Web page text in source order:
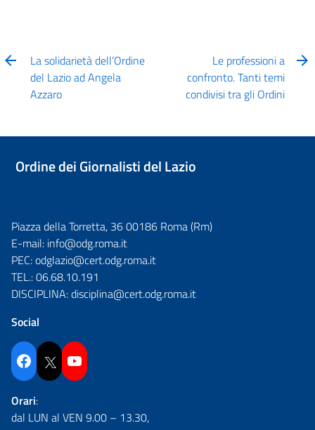
La solidarietà dell’Ordine
del Lazio ad Angela
Azzaro
Le professioni a
confronto. Tanti temi
condivisi tra gli Ordini
Ordine dei Giornalisti del Lazio
Piazza della Torretta, 36 00186 Roma (Rm)
E-mail: info@odg.roma.it
PEC:odglazio@cert.odg.roma.it
TEL.:06.68.10.191
DISCIPLINA:disciplina@cert.odg.roma.it
Social
Facebook Twitter YouTube
Orari:
dal LUN al VEN 9.00 – 13.30,